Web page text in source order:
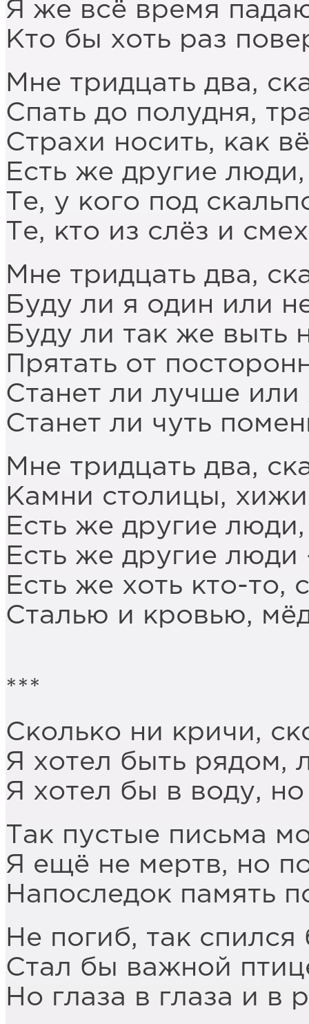
Я же всё время
Кто бы хоть раз
Мне тридцать два,
Спать до полудня,
Страхи носить, как
Есть же другие
Те, у кого под
Те, кто из слёз и
Мне тридцать два,
Буду ли я один или
Буду ли так же выть
Прятать от
Станет ли лучше или
Станет ли чуть
Мне тридцать два,
Камни столицы,
Есть же другие
Есть же другие люди
Есть же хоть кто-то,
Сталью и кровью,
***
Сколько ни кричи,
Я хотел быть рядом,
Я хотел бы в воду, но
Так пустые письма
Я ещё не мертв, но
Напоследок память
Не погиб, так
Стал бы важной
Но глаза в глаза и в